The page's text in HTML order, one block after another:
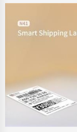
como CP - D80 es la